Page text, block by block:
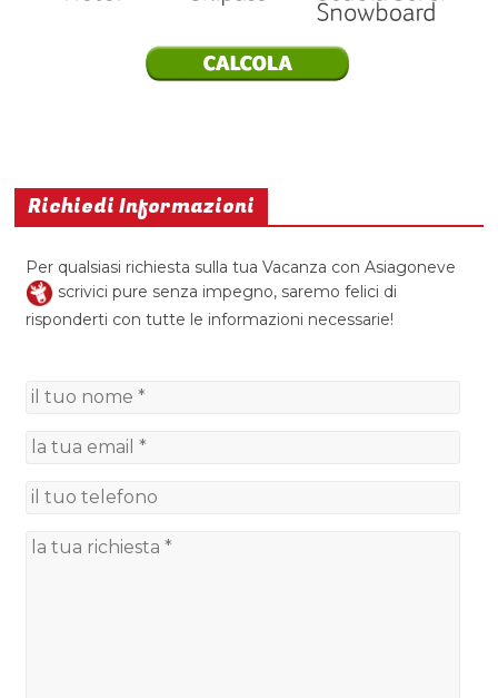
Richiedi Informazioni
Per qualsiasi richiesta sulla tua Vacanza con Asiagoneve
scrivici pure senza impegno, saremo felici di
risponderti con tutte le informazioni necessarie!